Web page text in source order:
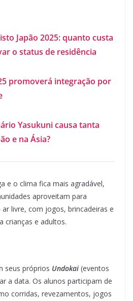
Japão 2025: quanto custa
o status de residência
promoverá integração por
Yasukuni causa tanta
e na Ásia?
e o clima fica mais agradável,
aproveitam para
livre, com jogos, brincadeiras e
crianças e adultos.
seus próprios Undokai (eventos
a data. Os alunos participam de
corridas, revezamentos, jogos